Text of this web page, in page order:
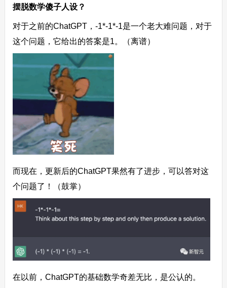
摆脱数学傻子人设？
对于之前的ChatGPT，-1*-1*-1是一个老大难问题，对于
这个问题，它给出的答案是1。（离谱）
而现在，更新后的ChatGPT果然有了进步，可以答对这
个问题了！（鼓掌）
在以前，ChatGPT的基础数学奇差无比，是公认的。